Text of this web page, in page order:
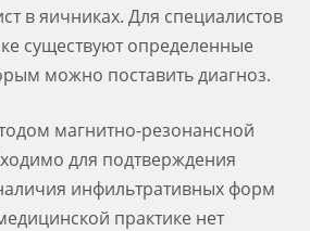
в яичниках. Для специалистов
существуют определенные
можно поставить диагноз.
магнитно-резонансной
для подтверждения
инфильтративных форм
практике нет